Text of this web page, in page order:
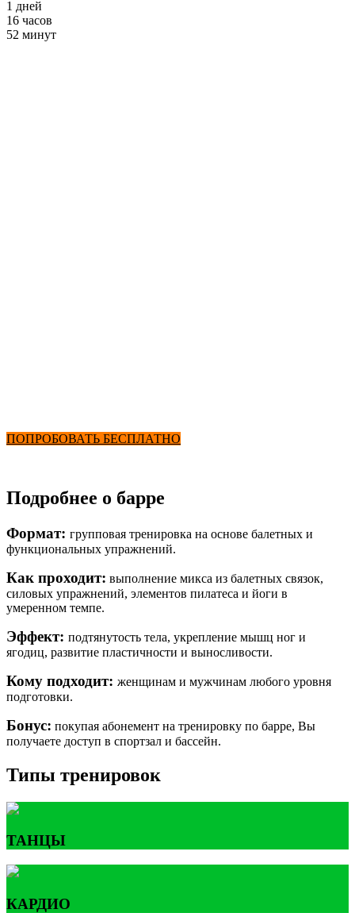
1 дней
16 часов
52 минут
ПОПРОБОВАТЬ БЕСПЛАТНО
Подробнее о барре
Формат: групповая тренировка на основе балетных и
функциональных упражнений.
Как проходит: выполнение микса из балетных связок,
силовых упражнений, элементов пилатеса и йоги в
умеренном темпе.
Эффект: подтянутость тела, укрепление мышц ног и
ягодиц, развитие пластичности и выносливости.
Кому подходит: женщинам и мужчинам любого уровня
подготовки.
Бонус: покупая абонемент на тренировку по барре, Вы
получаете доступ в спортзал и бассейн.
Типы тренировок
ТАНЦЫ
КАРДИО